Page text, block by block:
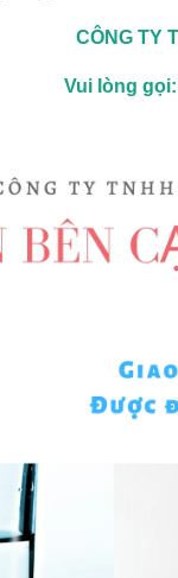
CÔNG TY
Vui lòng